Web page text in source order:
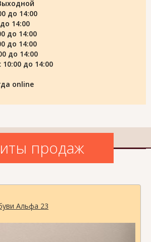
до 14:00
14:00
до 14:00
до 14:00
до 14:00
10:00 до 14:00
online
продаж
Альфа 23